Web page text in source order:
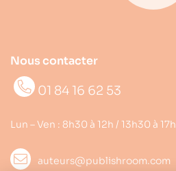
Nous contacter
01 84 16 62 53
Lun – Ven : 8h30 à 12h / 13h30 à 17h
auteurs@publishroom.com